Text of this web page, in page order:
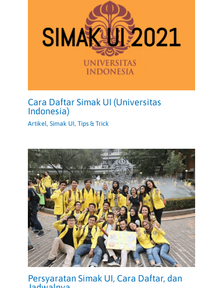
Cara Daftar Simak UI (Universitas
Indonesia)
Artikel,Simak UI,Tips & Trick
Persyaratan Simak UI, Cara Daftar, dan